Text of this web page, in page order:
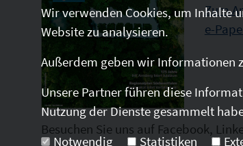
Zum
e-
Besuchen Sie uns auf Facebook,
Wir verwenden Cookies, um Inhalte
Website zu analysieren.
Außerdem geben wir Informationen
Unsere Partner führen diese
Nutzung der Dienste gesammelt
Notwendig
Statistiken